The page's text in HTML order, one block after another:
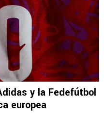
y la Fedefútbol
europea